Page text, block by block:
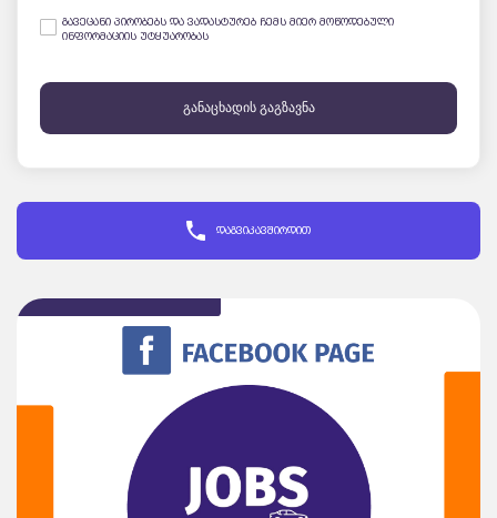
გავეცანი პირობებს და ვადასტურებ ჩემს მიერ მოწოდებული
ინფორმაციის უტყუარობას
განაცხადის გაგზავნა
დაგვიკავშირდით